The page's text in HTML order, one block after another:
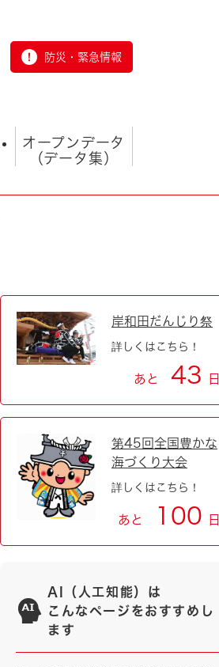
防災・緊急情報
オープンデータ
（データ集）
岸和田だんじり祭
詳しくはこちら！
あと 43 日
第45回全国豊かな
海づくり大会
詳しくはこちら！
あと 100 日
AI（人工知能）は
こんなページをおすすめし
ます